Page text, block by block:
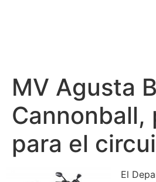
MV Agusta
Cannonball,
para el
El